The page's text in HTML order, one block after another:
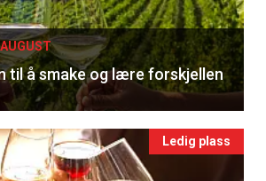
til å smake og lære forskjellen
Ledig plass